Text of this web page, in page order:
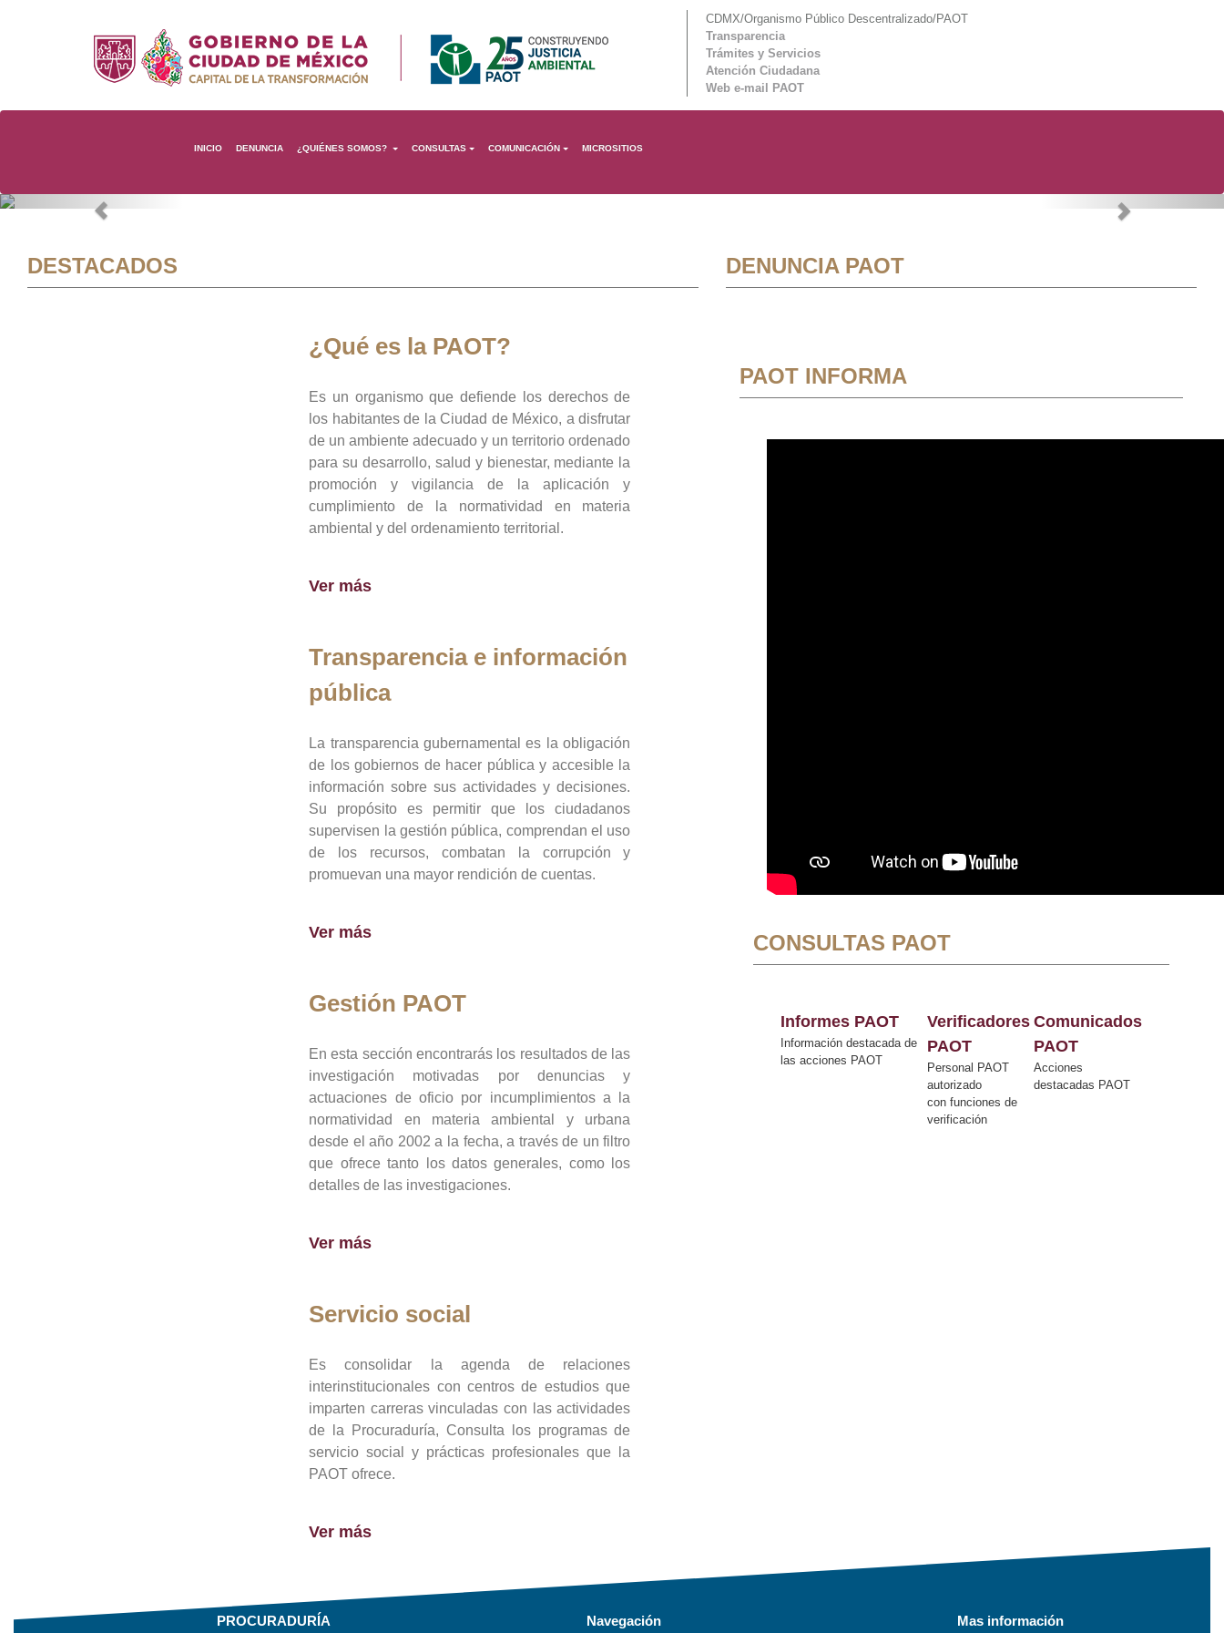
CDMX/Organismo Público Descentralizado/PAOT
Transparencia
Trámites y Servicios
Atención Ciudadana
Web e-mail PAOT
INICIO DENUNCIA ¿QUIÉNES SOMOS? CONSULTAS COMUNICACIÓN MICROSITIOS
Previous Next
DESTACADOS
¿Qué es la PAOT?
Es un organismo que defiende los derechos de
los habitantes de la Ciudad de México, a disfrutar
de un ambiente adecuado y un territorio ordenado
para su desarrollo, salud y bienestar, mediante la
promoción y vigilancia de la aplicación y
cumplimiento de la normatividad en materia
ambiental y del ordenamiento territorial.
Ver más
Transparencia e información
pública
La transparencia gubernamental es la obligación
de los gobiernos de hacer pública y accesible la
información sobre sus actividades y decisiones.
Su propósito es permitir que los ciudadanos
supervisen la gestión pública, comprendan el uso
de los recursos, combatan la corrupción y
promuevan una mayor rendición de cuentas.
Ver más
Gestión PAOT
En esta sección encontrarás los resultados de las
investigación motivadas por denuncias y
actuaciones de oficio por incumplimientos a la
normatividad en materia ambiental y urbana
desde el año 2002 a la fecha, a través de un filtro
que ofrece tanto los datos generales, como los
detalles de las investigaciones.
Ver más
Servicio social
Es consolidar la agenda de relaciones
interinstitucionales con centros de estudios que
imparten carreras vinculadas con las actividades
de la Procuraduría, Consulta los programas de
servicio social y prácticas profesionales que la
PAOT ofrece.
Ver más
DENUNCIA PAOT
PAOT INFORMA
CONSULTAS PAOT
Informes PAOT
Información destacada de
las acciones PAOT
Verificadores
PAOT
Personal PAOT
autorizado
con funciones de
verificación
Comunicados
PAOT
Acciones
destacadas PAOT
PROCURADURÍA Navegación Mas información